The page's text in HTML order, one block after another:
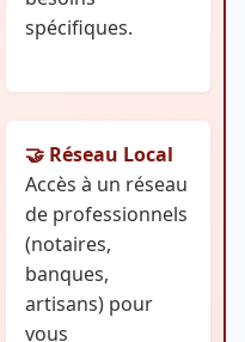
spécifiques.
🤝 Réseau Local
Accès à un réseau
de professionnels
(notaires,
banques,
artisans) pour
vous